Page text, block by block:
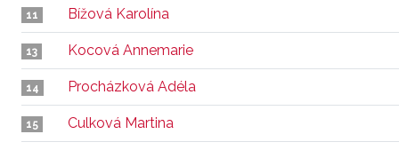
11 Bížová Karolína
13 Kocová Annemarie
14 Procházková Adéla
15 Culková Martina